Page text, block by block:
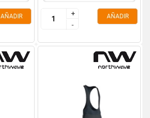
AÑADIR
+
-
+
-
AÑADIR